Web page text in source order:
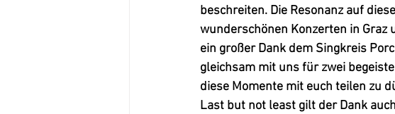
beschreiten. Die Resonanz auf
wunderschönen Konzerten in Graz
ein großer Dank dem Singkreis
gleichsam mit uns für zwei
diese Momente mit euch teilen zu
Last but not least gilt der Dank